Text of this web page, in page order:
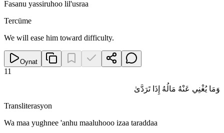
Fasanu yassiruhoo lil'usraa
Tercüme
We will ease him toward difficulty.
Oynat
11
وَمَا يُغْنِي عَنْهُ مَالُهُ إِذَا تَرَدَّىٰ
Transliterasyon
Wa maa yughnee 'anhu maaluhooo izaa taraddaa